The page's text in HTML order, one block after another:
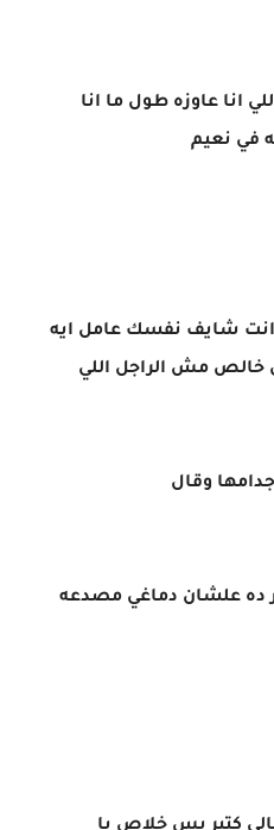
انا عاوزه طول ما انا
في نعيم
انت شايف نفسك عامل ايه
خالص مش الراجل اللي
وقال
ده علشان دماغي مصدعه